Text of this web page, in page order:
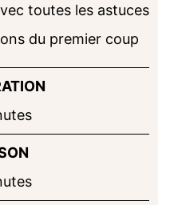
toutes les astuces
du premier coup